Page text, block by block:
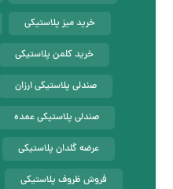
خرید میز پلاستیکی
خرید کلمن پلاستیکی
صندلی پلاستیکی ارزان
صندلی پلاستیکی عمده
عرضه گلدان پلاستیکی
فروش ظروف پلاستیکی